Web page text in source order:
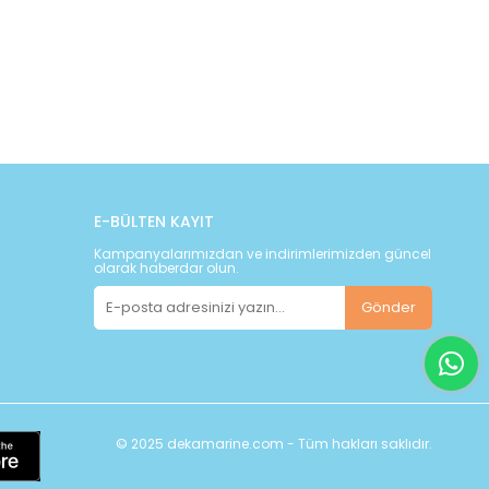
E-BÜLTEN KAYIT
Kampanyalarımızdan ve indirimlerimizden güncel
olarak haberdar olun.
Gönder
© 2025 dekamarine.com - Tüm hakları saklıdır.